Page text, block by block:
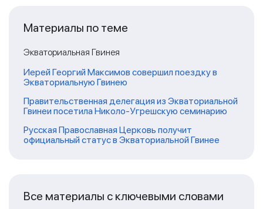
Материалы по теме
Экваториальная Гвинея
Иерей Георгий Максимов совершил поездку в
Экваториальную Гвинею
Правительственная делегация из Экваториальной
Гвинеи посетила Николо-Угрешскую семинарию
Русская Православная Церковь получит
официальный статус в Экваториальной Гвинее
Все материалы с ключевыми словами